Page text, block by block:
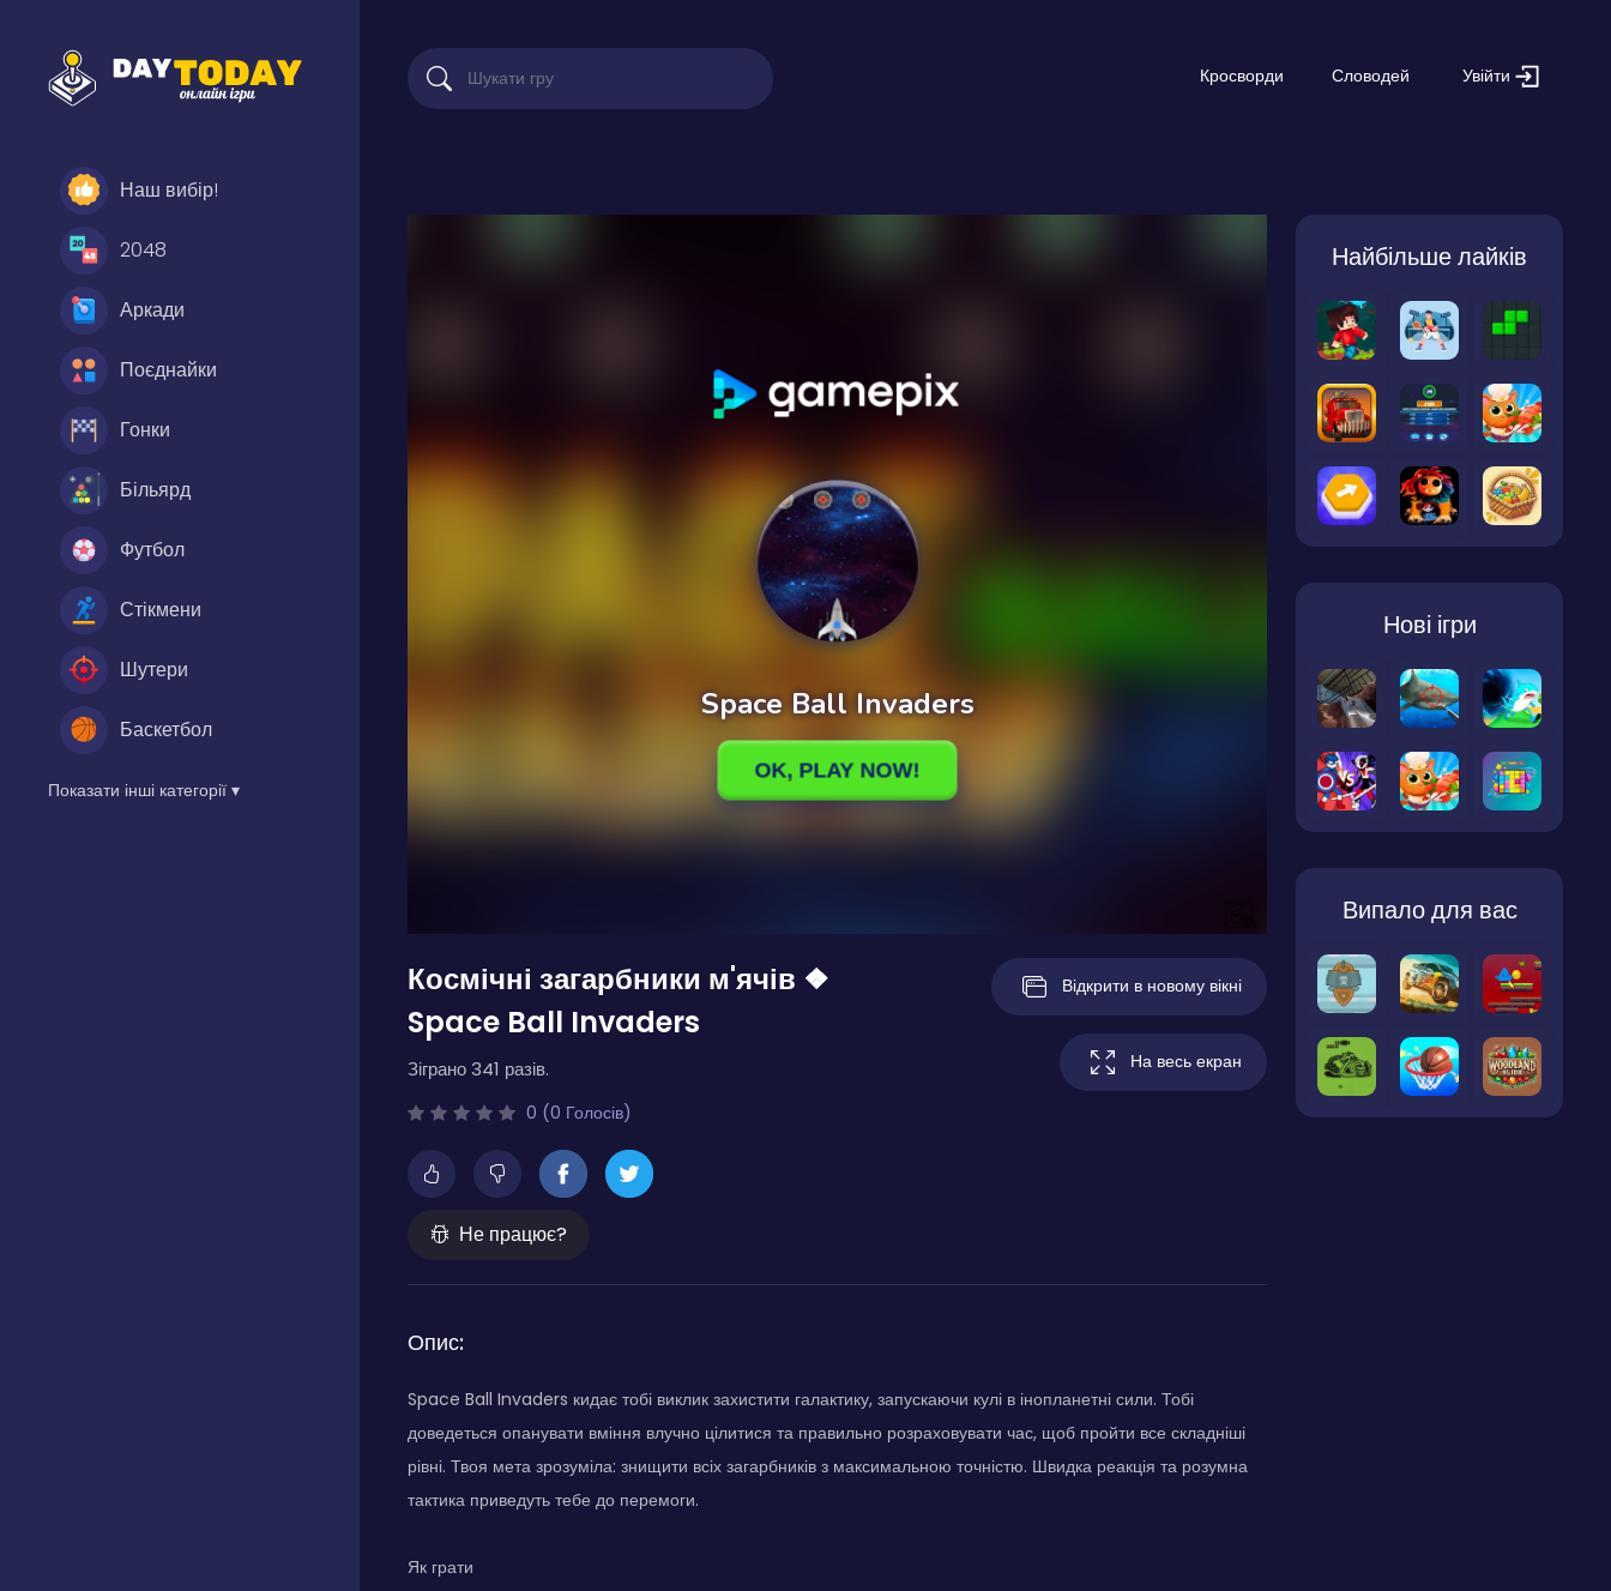
Наш вибір!
2048
Аркади
Поєднайки
Гонки
Більярд
Футбол
Стікмени
Шутери
Баскетбол
Показати інші категорії ▾
Кросворди Словодей Увійти
Космічні загарбники м'ячів ❖
Space Ball Invaders
Зіграно 341 разів.
0 (0 Голосів)
Не працює?
Відкрити в новому вікні
На весь екран
Опис:
Space Ball Invaders кидає тобі виклик захистити галактику, запускаючи кулі в інопланетні сили. Тобі
доведеться опанувати вміння влучно цілитися та правильно розраховувати час, щоб пройти все складніші
рівні. Твоя мета зрозуміла: знищити всіх загарбників з максимальною точністю. Швидка реакція та розумна
тактика приведуть тебе до перемоги.
Як грати
Найбільше лайків
Нові ігри
Випало для вас